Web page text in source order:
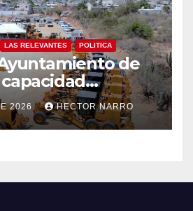
LAS RELEVANTES POLITICA
de
Servicios
recursos del
2026 HECTOR NARRO